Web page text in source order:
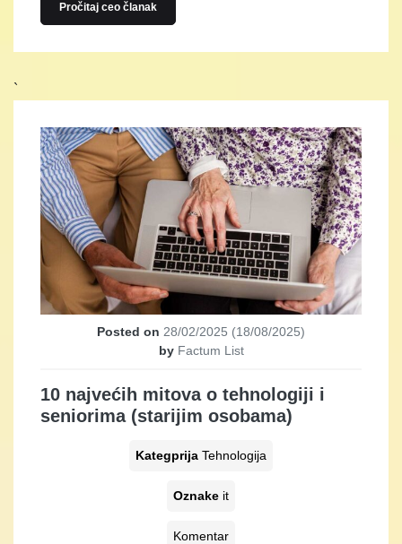
Pročitaj ceo članak
`
Posted on 28/02/2025 (18/08/2025)
by Factum List
10 najvećih mitova o tehnologiji i
seniorima (starijim osobama)
Kategprija Tehnologija
Oznake it
Komentar